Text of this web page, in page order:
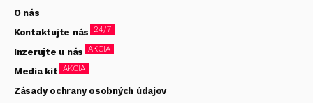
O nás
Kontaktujte nás 24/7
Inzerujte u nás AKCIA
Media kit AKCIA
Zásady ochrany osobných údajov